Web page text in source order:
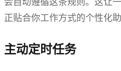
正贴合你工作方式的个性化助
主动定时任务